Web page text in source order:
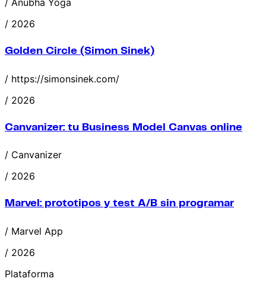
/ 2026
Golden Circle (Simon Sinek)
/ https://simonsinek.com/
/ 2026
Canvanizer: tu Business Model Canvas online
/ Canvanizer
/ 2026
Marvel: prototipos y test A/B sin programar
/ Marvel App
/ 2026
Plataforma